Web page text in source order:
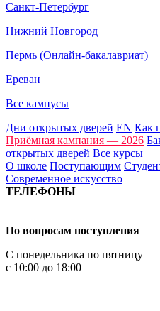
Санкт-Петербург
Нижний Новгород
Пермь (Онлайн-бакалавриат)
Ереван
Все кампусы
Дни открытых дверей EN Как
Приёмная кампания — 2026
открытых дверей Все курсы
О школе Поступающим
Современное искусство
ТЕЛЕФОНЫ
По вопросам поступления
С понедельника по пятницу
с 10:00 до 18:00